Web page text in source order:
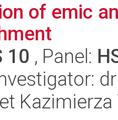
of emic
10 , Panel:
Kazimierza